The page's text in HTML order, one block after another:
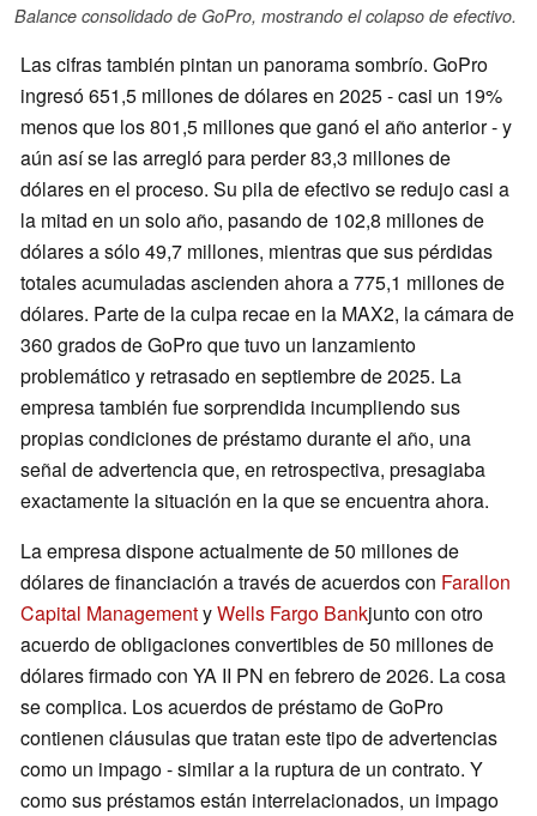
Balance consolidado de GoPro, mostrando el colapso de efectivo.
Las cifras también pintan un panorama sombrío. GoPro
ingresó 651,5 millones de dólares en 2025 - casi un 19%
menos que los 801,5 millones que ganó el año anterior - y
aún así se las arregló para perder 83,3 millones de
dólares en el proceso. Su pila de efectivo se redujo casi a
la mitad en un solo año, pasando de 102,8 millones de
dólares a sólo 49,7 millones, mientras que sus pérdidas
totales acumuladas ascienden ahora a 775,1 millones de
dólares. Parte de la culpa recae en la MAX2, la cámara de
360 grados de GoPro que tuvo un lanzamiento
problemático y retrasado en septiembre de 2025. La
empresa también fue sorprendida incumpliendo sus
propias condiciones de préstamo durante el año, una
señal de advertencia que, en retrospectiva, presagiaba
exactamente la situación en la que se encuentra ahora.
La empresa dispone actualmente de 50 millones de
dólares de financiación a través de acuerdos con Farallon
Capital ManagementyWells Fargo Bankjunto con otro
acuerdo de obligaciones convertibles de 50 millones de
dólares firmado con YA II PN en febrero de 2026. La cosa
se complica. Los acuerdos de préstamo de GoPro
contienen cláusulas que tratan este tipo de advertencias
como un impago - similar a la ruptura de un contrato. Y
como sus préstamos están interrelacionados, un impago